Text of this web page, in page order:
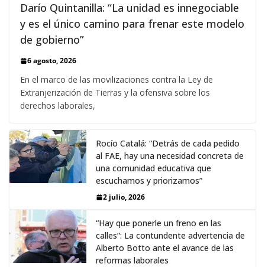
Darío Quintanilla: “La unidad es innegociable
y es el único camino para frenar este modelo
de gobierno”
6 agosto, 2026
En el marco de las movilizaciones contra la Ley de
Extranjerización de Tierras y la ofensiva sobre los
derechos laborales,
Rocío Catalá: “Detrás de cada pedido
al FAE, hay una necesidad concreta de
una comunidad educativa que
escuchamos y priorizamos”
2 julio, 2026
“Hay que ponerle un freno en las
calles”: La contundente advertencia de
Alberto Botto ante el avance de las
reformas laborales